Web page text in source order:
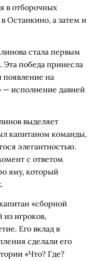
в отборочных
Останкино, а затем и
стала первым
победа принесла
появление на
— исполнение давней
выделяет
капитаном команды,
элегантностью.
с ответом
яму, который
«сборной
игроков,
Его вклад в
сделали его
«Что? Где?